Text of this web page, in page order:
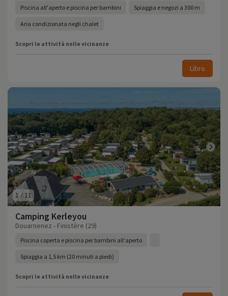
Piscina all'aperto e piscina per bambini Spiaggia e negozi a 300 m
Aria condizionata negli chalet
Scopri le attività nelle vicinanze
Libro
1 / 11
Camping Kerleyou
Douarnenez - Finistère (29)
Piscina coperta e piscina per bambini all'aperto
Spiaggia a 1,5 km (20 minuti a piedi)
Scopri le attività nelle vicinanze